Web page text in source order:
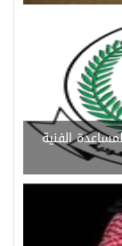
الفنية